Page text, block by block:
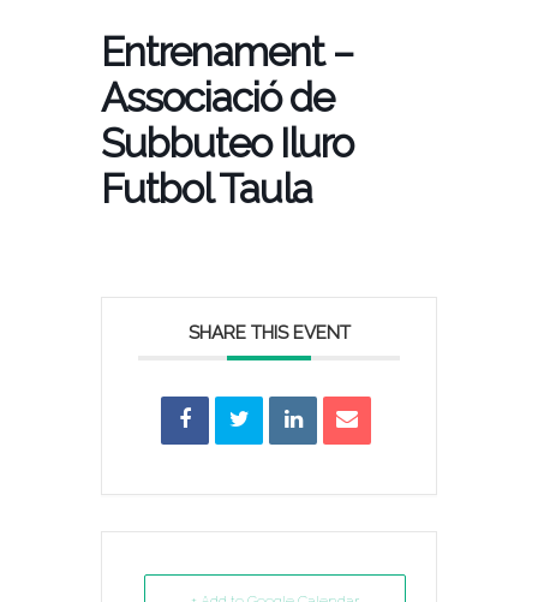
Entrenament –
Associació de
Subbuteo Iluro
Futbol Taula
SHARE THIS EVENT